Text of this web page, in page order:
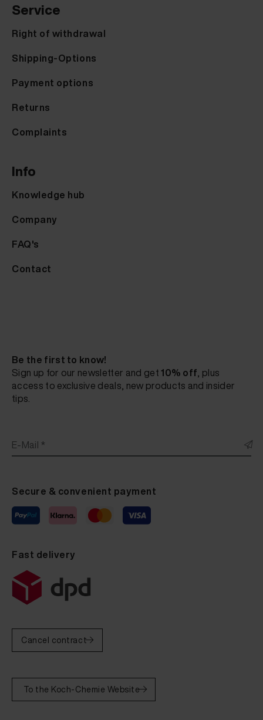
Service
Right of withdrawal
Shipping-Options
Payment options
Returns
Complaints
Info
Knowledge hub
Company
FAQ's
Contact
Be the first to know!
Sign up for our newsletter and get10% off, plus
access to exclusive deals, new products and insider
tips.
E-Mail *
Secure & convenient payment
Fast delivery
Cancel contract
To the Koch-Chemie Website